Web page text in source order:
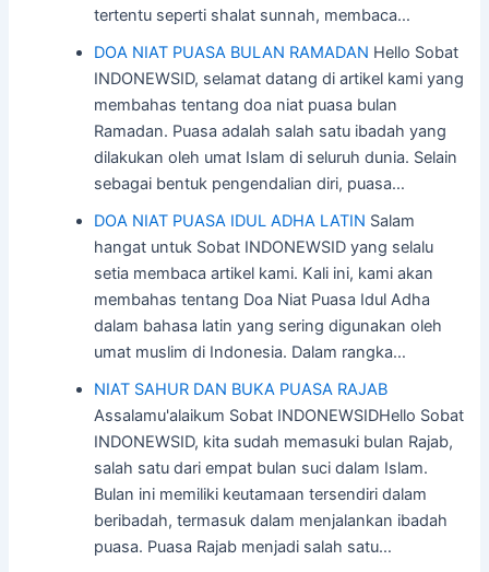
tertentu seperti shalat sunnah, membaca…
DOA NIAT PUASA BULAN RAMADAN Hello Sobat
INDONEWSID, selamat datang di artikel kami yang
membahas tentang doa niat puasa bulan
Ramadan. Puasa adalah salah satu ibadah yang
dilakukan oleh umat Islam di seluruh dunia. Selain
sebagai bentuk pengendalian diri, puasa…
DOA NIAT PUASA IDUL ADHA LATIN Salam
hangat untuk Sobat INDONEWSID yang selalu
setia membaca artikel kami. Kali ini, kami akan
membahas tentang Doa Niat Puasa Idul Adha
dalam bahasa latin yang sering digunakan oleh
umat muslim di Indonesia. Dalam rangka…
NIAT SAHUR DAN BUKA PUASA RAJAB
Assalamu'alaikum Sobat INDONEWSIDHello Sobat
INDONEWSID, kita sudah memasuki bulan Rajab,
salah satu dari empat bulan suci dalam Islam.
Bulan ini memiliki keutamaan tersendiri dalam
beribadah, termasuk dalam menjalankan ibadah
puasa. Puasa Rajab menjadi salah satu…